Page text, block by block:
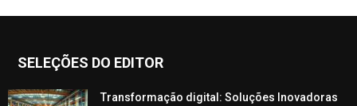
SELEÇÕES DO EDITOR
Transformação digital: Soluções Inovadoras